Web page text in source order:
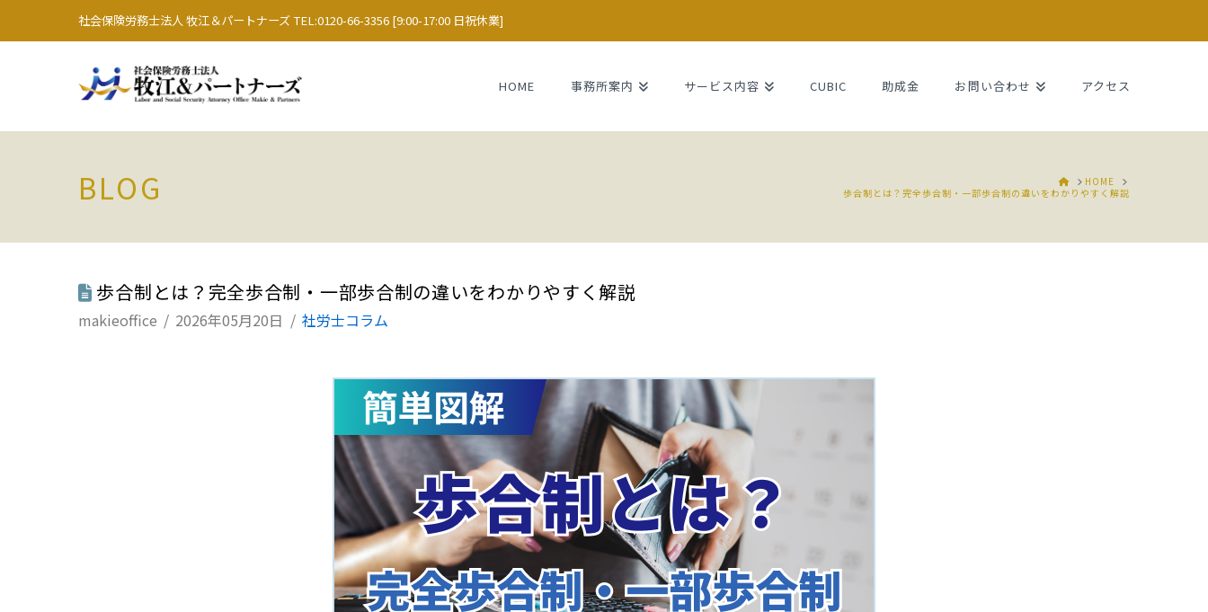
社会保険労務士法人 牧江＆パートナーズ TEL:0120-66-3356 [9:00-17:00 日祝休業]
HOME 事務所案内 サービス内容 CUBIC 助成金 お問い合わせ アクセス
BLOG HOMEHOME
歩合制とは？完全歩合制・一部歩合制の違いをわかりやすく解説
歩合制とは？完全歩合制・一部歩合制の違いをわかりやすく解説
makieoffice 2026年05月20日 社労士コラム